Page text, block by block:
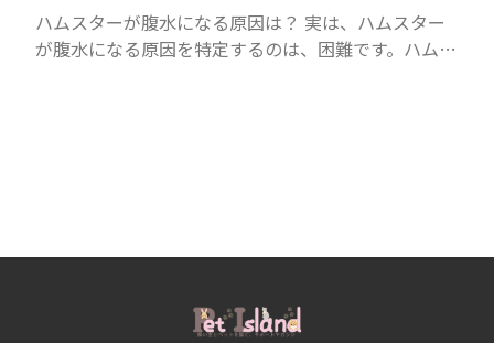
ハムスターが腹水になる原因は？ 実は、ハムスター
が腹水になる原因を特定するのは、困難です。ハムス